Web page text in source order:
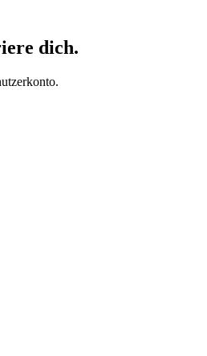
dich.